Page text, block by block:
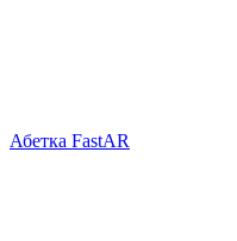
Абетка FastAR